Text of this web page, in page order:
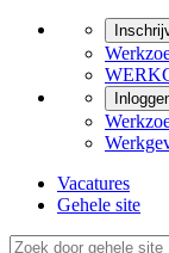
Vacatures
Gehele site